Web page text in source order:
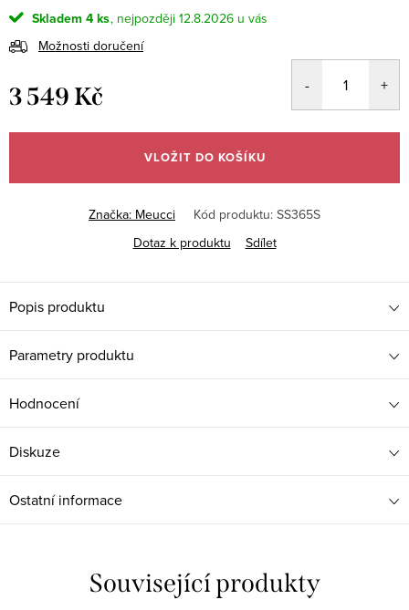
Skladem 4 ks
12.8.2026
Možnosti doručení
3 549 Kč
cena:
VLOŽIT DO KOŠÍKU
Značka: Meucci Kód produktu: SS365S
Dotaz k produktu
Sdílet
Popis produktu
Parametry produktu
Hodnocení
Diskuze
Ostatní informace
Související produkty